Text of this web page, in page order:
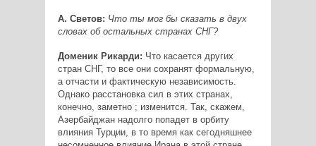
А. Светов: Что ты мог бы сказать в двух
словах об остальных странах СНГ?
Доменик Рикарди: Что касается других
стран СНГ, то все они сохранят формальную,
а отчасти и фактическую независимость.
Однако расстановка сил в этих странах,
конечно, заметно ; изменится. Так, скажем,
Азербайджан надолго попадет в орбиту
влияния Турции, в то время как сегодняшнее